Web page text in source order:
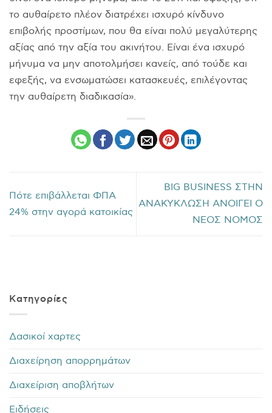
το αυθαίρετο πλέον διατρέχει ισχυρό κίνδυνο
επιβολής προστίμων, που θα είναι πολύ μεγαλύτερης
αξίας από την αξία του ακινήτου. Είναι ένα ισχυρό
μήνυμα να μην αποτολμήσει κανείς, από τούδε και
εφεξής, να ενσωματώσει κατασκευές, επιλέγοντας
την αυθαίρετη διαδικασία».
Πότε επιβάλλεται ΦΠΑ
24% στην αγορά κατοικίας
ΒIG BUSINESS ΣΤΗΝ
ΑΝΑΚΥΚΛΩΣΗ ΑΝΟΙΓΕΙ Ο
ΝΕΟΣ ΝΟΜΟΣ
Kατηγορίες
Δασικοί χαρτες
Διαχείρηση απορρημάτων
Διαχείριση αποβλήτων
Ειδήσεις